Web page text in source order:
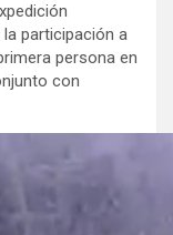
participación a
persona en
con